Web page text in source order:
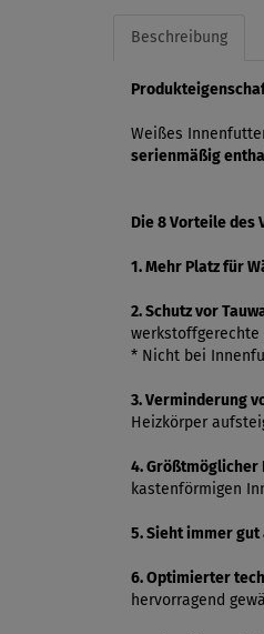
Beschreibung
Weißes
serienmäßig
Die 8 Vorteile des
1. Mehr Platz für
2. Schutz vor
werkstoffgerechte
* Nicht bei
3. Verminderung
Heizkörper
4.
kastenförmigen
5. Sieht immer gut
6. Optimierter
hervorragend